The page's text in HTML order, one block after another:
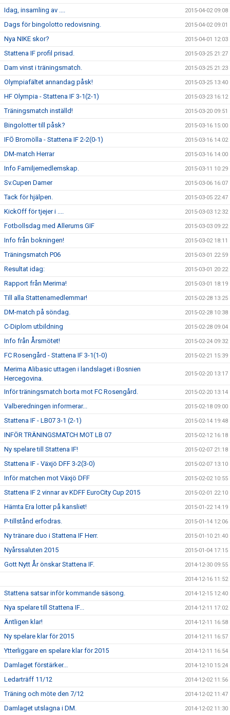
Idag, insamling av .... 2015-04-02 09:08
Dags för bingolotto redovisning. 2015-04-02 09:01
Nya NIKE skor? 2015-04-01 12:03
Stattena IF profil prisad. 2015-03-25 21:27
Dam vinst i träningsmatch. 2015-03-25 21:23
Olympiafältet annandag påsk! 2015-03-25 13:40
HF Olympia - Stattena IF 3-1(2-1) 2015-03-23 16:12
Träningsmatch inställd! 2015-03-20 09:51
Bingolotter till påsk? 2015-03-16 15:00
IFÖ Bromölla - Stattena IF 2-2(0-1) 2015-03-16 14:02
DM-match Herrar 2015-03-16 14:00
Info Familjemedlemskap. 2015-03-11 10:29
Sv.Cupen Damer 2015-03-06 16:07
Tack för hjälpen. 2015-03-05 22:47
KickOff för tjejer i .... 2015-03-03 12:32
Fotbollsdag med Allerums GIF 2015-03-03 09:22
Info från bokningen! 2015-03-02 18:11
Träningsmatch P06 2015-03-01 22:59
Resultat idag: 2015-03-01 20:22
Rapport från Merima! 2015-03-01 18:19
Till alla Stattenamedlemmar! 2015-02-28 13:25
DM-match på söndag. 2015-02-28 10:38
C-Diplom utbildning 2015-02-28 09:04
Info från Årsmötet! 2015-02-24 09:32
FC Rosengård - Stattena IF 3-1(1-0) 2015-02-21 15:39
Merima Alibasic uttagen i landslaget i Bosnien
Hercegovina.
2015-02-20 13:17
Inför träningsmatch borta mot FC Rosengård. 2015-02-20 13:14
Valberedningen informerar... 2015-02-18 09:00
Stattena IF - LB07 3-1 (2-1) 2015-02-14 19:48
INFÖR TRÄNINGSMATCH MOT LB 07 2015-02-12 16:18
Ny spelare till Stattena IF! 2015-02-07 21:18
Stattena IF - Växjö DFF 3-2(3-0) 2015-02-07 13:10
Inför matchen mot Växjö DFF 2015-02-02 10:55
Stattena IF 2 vinnar av KDFF EuroCity Cup 2015 2015-02-01 22:10
Hämta Era lotter på kansliet! 2015-01-22 14:19
P-tillstånd erfodras. 2015-01-14 12:06
Ny tränare duo i Stattena IF Herr. 2015-01-10 21:40
Nyårssaluten 2015 2015-01-04 17:15
Gott Nytt År önskar Stattena IF. 2014-12-30 09:55
2014-12-16 11:52
Stattena satsar inför kommande säsong. 2014-12-15 12:40
Nya spelare till Stattena IF... 2014-12-11 17:02
Äntligen klar! 2014-12-11 16:58
Ny spelare klar för 2015 2014-12-11 16:57
Ytterliggare en spelare klar för 2015 2014-12-11 16:54
Damlaget förstärker... 2014-12-10 15:24
Ledarträff 11/12 2014-12-02 11:56
Träning och möte den 7/12 2014-12-02 11:47
Damlaget utslagna i DM. 2014-12-02 11:30